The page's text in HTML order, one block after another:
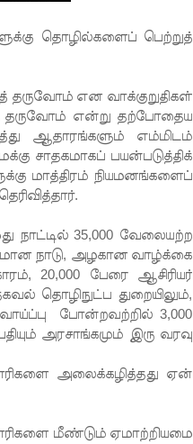
தொழில்களைப் பெற்றுத்
தருவோம் என வாக்குறுதிகள்
தருவோம் என்று தற்போதைய
ஆதாரங்களும் எம்மிடம்
சாதகமாகப் பயன்படுத்திக்
மாத்திரம் நியமனங்களைப்
நாட்டில் 35,000 வேலையற்ற
நாடு, அழகான வாழ்க்கை
20,000 பேரை ஆசிரியர்
தொழிநுட்ப துறையிலும்,
போன்றவற்றில் 3,000
அரசாங்கமும் இரு வரவு
அலைக்கழித்தது ஏன்
மீண்டும் ஏமாற்றியமை